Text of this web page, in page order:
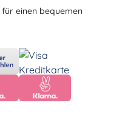
einen bequemen